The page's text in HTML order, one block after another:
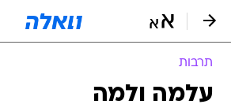
תרבות
עלמה ולמה